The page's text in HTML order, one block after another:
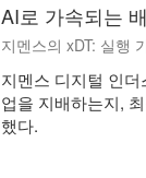
AI로 가속되는
지멘스의 xDT: 실행
지멘스 디지털 인더
업을 지배하는지,
했다.